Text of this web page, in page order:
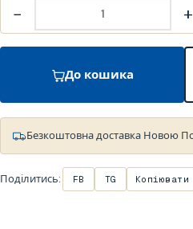
− +
До кошика
Безкоштовна доставка Новою
Поділитись: FB TG Копіювати